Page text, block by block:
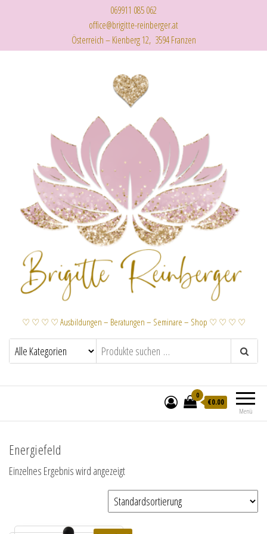
069911 085 062
office@brigitte-reinberger.at
Österreich – Kienberg 12, 3594 Franzen
♡ ♡ ♡ ♡ Ausbildungen – Beratungen – Seminare – Shop ♡ ♡ ♡ ♡
Menü
0
€0.00
Energiefeld
Einzelnes Ergebnis wird angezeigt